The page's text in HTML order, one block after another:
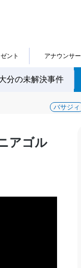
ント アナウンサー
分の未解決事件
バサジィ
アゴル